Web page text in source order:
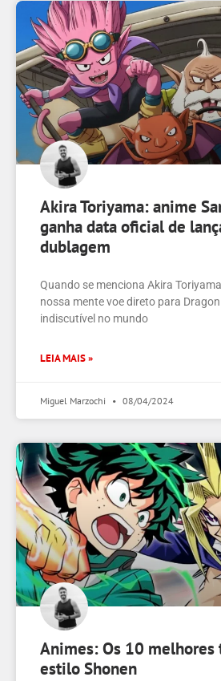
Akira Toriyama: anime
ganha data oficial de
dublagem
Quando se menciona Akira
nossa mente voe direto para
indiscutível no mundo
LEIA MAIS »
Miguel Marzochi 08/04/2024
Animes: Os 10 melhores
estilo Shonen